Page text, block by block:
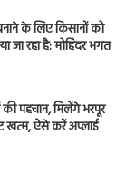
के लिए किसानों को
जा रहा है: मोहिंदर भगत
पहचान, मिलेंगे भरपूर
खत्म, ऐसे करें अप्लाई